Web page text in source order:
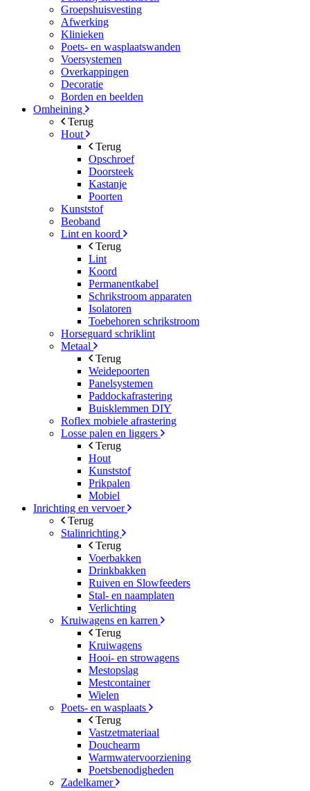
Groepshuisvesting
Afwerking
Klinieken
Poets- en wasplaatswanden
Voersystemen
Overkappingen
Decoratie
Borden en beelden
Omheining
Terug
Hout
Terug
Opschroef
Doorsteek
Kastanje
Poorten
Kunststof
Beoband
Lint en koord
Terug
Lint
Koord
Permanentkabel
Schrikstroom apparaten
Isolatoren
Toebehoren schrikstroom
Horseguard schriklint
Metaal
Terug
Weidepoorten
Panelsystemen
Paddockafrastering
Buisklemmen DIY
Roflex mobiele afrastering
Losse palen en liggers
Terug
Hout
Kunststof
Prikpalen
Mobiel
Inrichting en vervoer
Terug
Stalinrichting
Terug
Voerbakken
Drinkbakken
Ruiven en Slowfeeders
Stal- en naamplaten
Verlichting
Kruiwagens en karren
Terug
Kruiwagens
Hooi- en strowagens
Mestopslag
Mestcontainer
Wielen
Poets- en wasplaats
Terug
Vastzetmateriaal
Douchearm
Warmwatervoorziening
Poetsbenodigheden
Zadelkamer